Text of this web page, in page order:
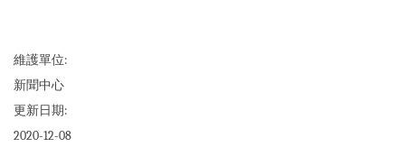
維護單位:
新聞中心
更新日期:
2020-12-08